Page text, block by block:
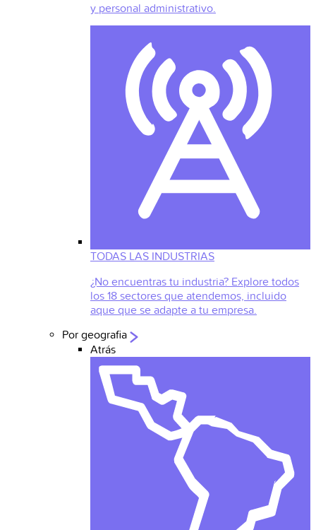
y personal administrativo.
TODAS LAS INDUSTRIAS
¿No encuentras tu industria? Explore todos
los 18 sectores que atendemos, incluido
aque que se adapte a tu empresa.
Por geografia
Atrás